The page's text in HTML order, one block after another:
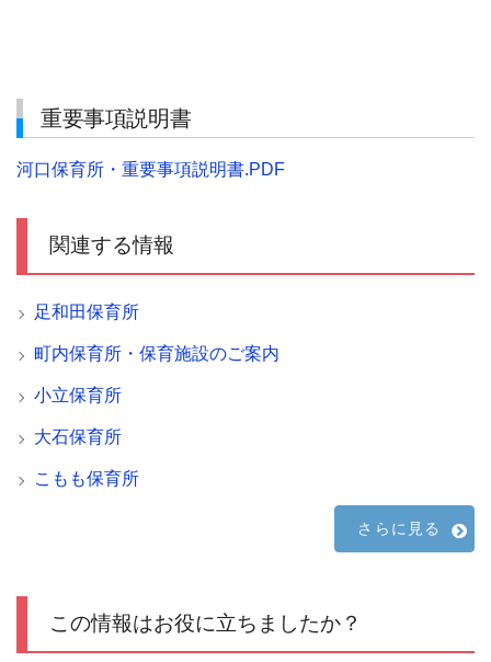
重要事項説明書
河口保育所・重要事項説明書.PDF
関連する情報
足和田保育所
町内保育所・保育施設のご案内
小立保育所
大石保育所
こもも保育所
さらに見る
この情報はお役に立ちましたか？